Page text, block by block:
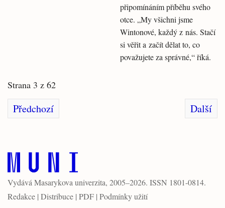
připomínáním příběhu svého
otce. „My všichni jsme
Wintonové, každý z nás. Stačí
si věřit a začít dělat to, co
považujete za správné,“ říká.
Strana 3 z 62
Předchozí Další
Vydává Masarykova univerzita, 2005–2026. ISSN 1801-0814.
Redakce | Distribuce | PDF | Podmínky užití